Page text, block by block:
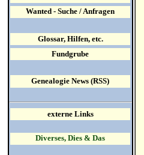
Wanted - Suche / Anfragen
Glossar, Hilfen, etc.
Fundgrube
Genealogie News (RSS)
externe Links
Diverses, Dies & Das